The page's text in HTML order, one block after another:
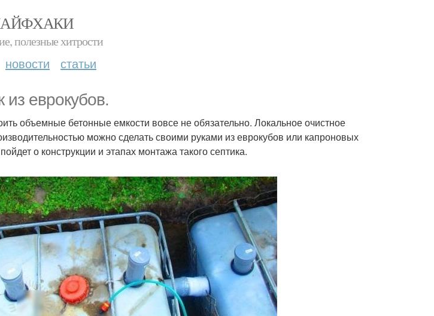
полезные хитрости
новости статьи
еврокубов.
объемные бетонные емкости вовсе не обязательно. Локальное очистное
можно сделать своими руками из еврокубов или капроновых
о конструкции и этапах монтажа такого септика.